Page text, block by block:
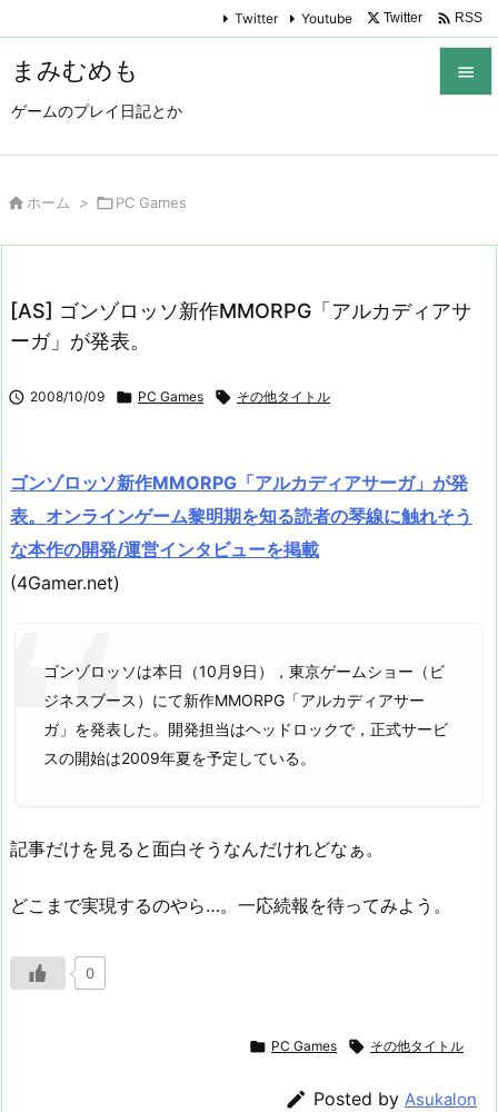
まみむめも
ゲームのプレイ日記とか

次へ
Twitter Youtube Twitter  RSS
 ホーム > PC Games
[AS] ゴンゾロッソ新作MMORPG「アルカディアサ
ーガ」が発表。
 2008/10/09  PC Games  その他タイトル
ゴンゾロッソ新作MMORPG「アルカディアサーガ」が発
表。オンラインゲーム黎明期を知る読者の琴線に触れそう
な本作の開発/運営インタビューを掲載
(4Gamer.net)
ゴンゾロッソは本日（10月9日），東京ゲームショー（ビ
ジネスブース）にて新作MMORPG「アルカディアサー
ガ」を発表した。開発担当はヘッドロックで，正式サービ
スの開始は2009年夏を予定している。
記事だけを見ると面白そうなんだけれどなぁ。
どこまで実現するのやら…。一応続報を待ってみよう。
0
 PC Games  その他タイトル
 Posted by Asukalon